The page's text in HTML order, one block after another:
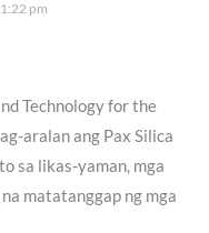
pm
Technology for the
aralan ang Pax Silica
sa likas-yaman, mga
matatanggap ng mga